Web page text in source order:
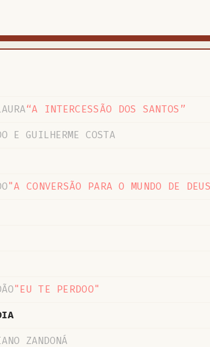
“A INTERCESSÃO DOS SANTOS”
E GUILHERME COSTA
"A CONVERSÃO PARA O MUNDO DE
"EU TE PERDOO"
ZANDONÁ